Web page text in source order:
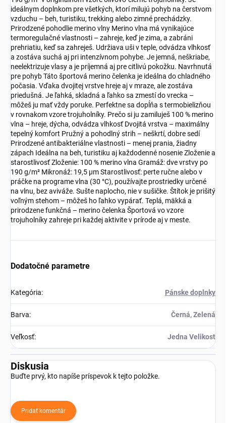
ideálnym doplnkom pre všetkých, ktorí milujú pohyb na čerstvom
vzduchu – beh, turistiku, trekking alebo zimné prechádzky.
Prirodzené pohodlie merino vlny Merino vlna má vynikajúce
termoregulačné vlastnosti – zahreje, keď je zima, a zabráni
prehriatiu, keď sa zahreješ. Udržiava uši v teple, odvádza vlhkosť
a zostáva suchá aj pri intenzívnom pohybe. Je jemná, neškriabe,
neelektrizuje vlasy a je príjemná aj pre citlivú pokožku. Navrhnutá
pre pohyb Táto športová merino čelenka je ideálna do chladného
počasia. Vďaka dvojitej vrstve hreje aj v mraze, ale zostáva
priedušná. Je ľahká, skladná a ľahko sa zmestí do vrecka –
môžeš ju mať vždy poruke. Perfektne sa dopĺňa s termobielizňou
v rovnakom vzore trojuholníky. Prečo si ju zamiluješ 100 % merino
vlna – hreje, dýcha, odvádza vlhkosť Dvojitá vrstva – maximálny
tepelný komfort Pružný a pohodlný strih – neškrtí, dobre sedí
Prirodzené antibakteriálne vlastnosti – menej prania, žiadny
zápach Ideálna na beh, turistiku aj každodenné nosenie Zloženie a
starostlivosť Zloženie: 100 % merino vlna Gramáž: dve vrstvy po
190 g/m² Mikronáž: 19,5 µm Starostlivosť: perte ručne alebo v
práčke na programe vlna (30 °C), používajte prostriedky určené
na vlnu, bez aviváže. Sušte naplocho, nie v sušičke. Štítok je prišitý
voľným stehom – môžeš ho ľahko vypárať. Teplá, mäkká a
prirodzene funkčná – merino čelenka Športová vo vzore
trojuholníky zahreje pri každej aktivite v prírode aj v meste.
Dodatočné parametre
Kategória: Pánske doplnky
Barva: Černá, Zelená
Veľkosť: Jedna Velikost
Diskusia
Buďte prvý, kto napíše príspevok k tejto položke.
Pridať komentár